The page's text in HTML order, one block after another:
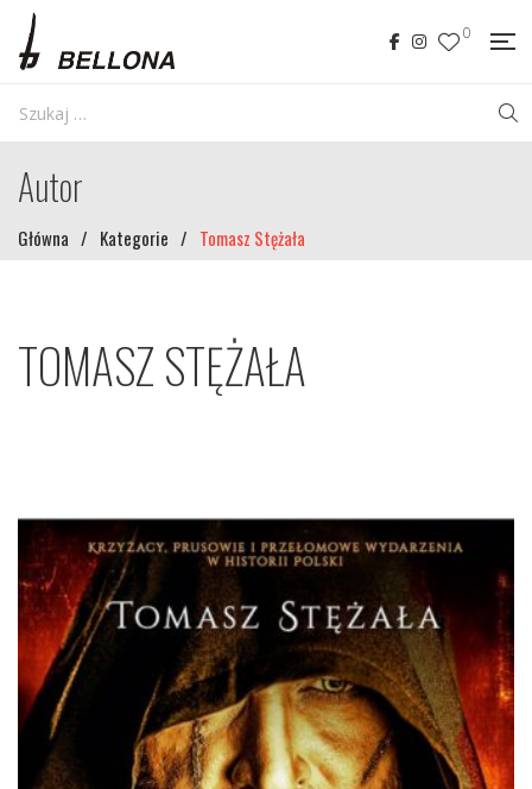
0
Autor
Główna / Kategorie / Tomasz Stężała
TOMASZ STĘŻAŁA